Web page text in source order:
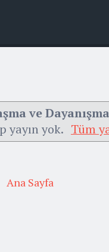
ve
yayın yok. Tüm
Ana Sayfa